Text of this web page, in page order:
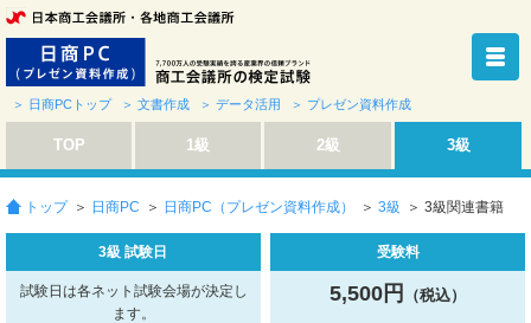
＞ 日商PCトップ ＞ 文書作成 ＞ データ活用 ＞ プレゼン資料作成
TOP 1級 2級 3級
トップ ＞ 日商PC ＞ 日商PC（プレゼン資料作成） ＞ 3級 ＞ 3級関連書籍
3級 試験日
試験日は各ネット試験会場が決定し
ます。
受験料
5,500円 （税込）